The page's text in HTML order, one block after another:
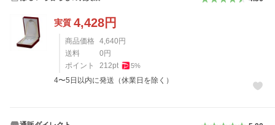
実質 4,428円
商品価格 4,640 円
送料
0 円
ポイント
212pt 5%
4〜5日以内に発送（休業日を除く）